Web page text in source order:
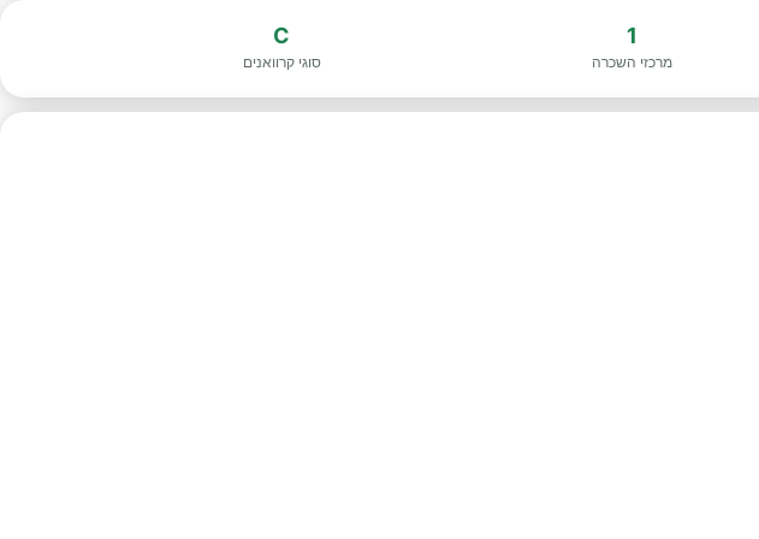
1
מרכזי השכרה
C
סוגי קרוואנים